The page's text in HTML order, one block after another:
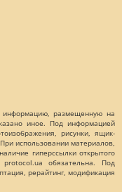
информацию, размещенную на
иное. Под информацией
рисунки, ящик-
использовании материалов,
гиперссылки открытого
обязательна. Под
рерайтинг, модификация